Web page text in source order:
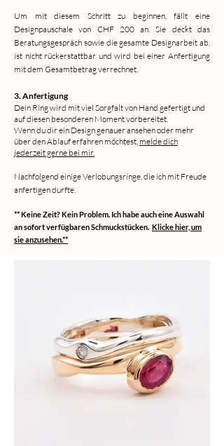
Um mit diesem Schritt zu beginnen, fällt eine
Designpauschale von CHF 200 an. Sie deckt das
Beratungsgespräch sowie die gesamte Designarbeit ab,
ist nicht rückerstattbar und wird bei einer Anfertigung
mit dem Gesamtbetrag verrechnet.
3. Anfertigung
Dein Ring wird mit viel Sorgfalt von Hand gefertigt und
auf diesen besonderen Moment vorbereitet.
Wenn du dir ein Design genauer ansehen oder mehr
über den Ablauf erfahren möchtest, melde dich
jederzeit gerne bei mir.
Nachfolgend einige Verlobungsringe, die ich mit Freude
anfertigen durfte.
** Keine Zeit? Kein Problem. Ich habe auch eine Auswahl
an sofort verfügbaren Schmuckstücken. Klicke hier, um
sie anzusehen.**